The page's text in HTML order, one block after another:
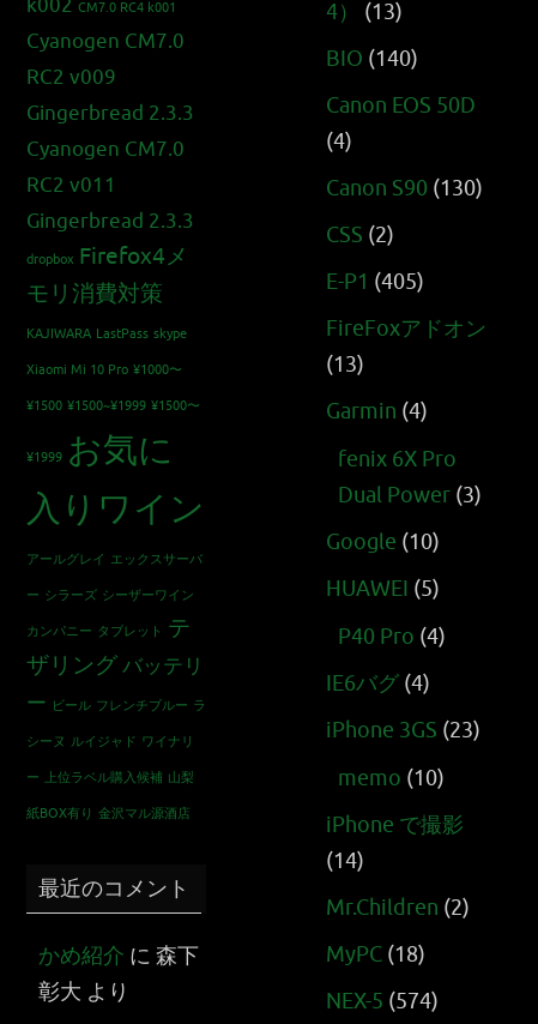
k002 CM7.0 RC4 k001
Cyanogen CM7.0
RC2 v009
Gingerbread 2.3.3
Cyanogen CM7.0
RC2 v011
Gingerbread 2.3.3
dropbox Firefox4メ
モリ消費対策
KAJIWARA LastPass skype
Xiaomi Mi 10 Pro ¥1000〜
¥1500 ¥1500~¥1999 ¥1500〜
¥1999 お気に
入りワイン
アールグレイ エックスサーバ
ー シラーズ シーザーワイン
カンパニー タブレット
テ
ザリングバッテリ
ー ビール フレンチブルー ラ
シーヌ ルイジャド ワイナリ
ー 上位ラベル購入候補 山梨
紙BOX有り 金沢マル源酒店
最近のコメント
かめ紹介 に 森下
彰大 より
4）
(13)
BIO (140)
Canon EOS 50D
(4)
Canon S90 (130)
CSS (2)
E-P1 (405)
FireFoxアドオン
(13)
Garmin (4)
fenix 6X Pro
Dual Power (3)
Google (10)
HUAWEI (5)
P40 Pro (4)
IE6バグ (4)
iPhone 3GS (23)
memo (10)
iPhone で撮影
(14)
Mr.Children (2)
MyPC (18)
NEX-5 (574)